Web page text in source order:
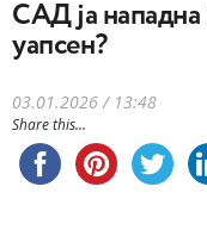
САД ја
уапсен?
03.01.2026 / 13:48
Share this...